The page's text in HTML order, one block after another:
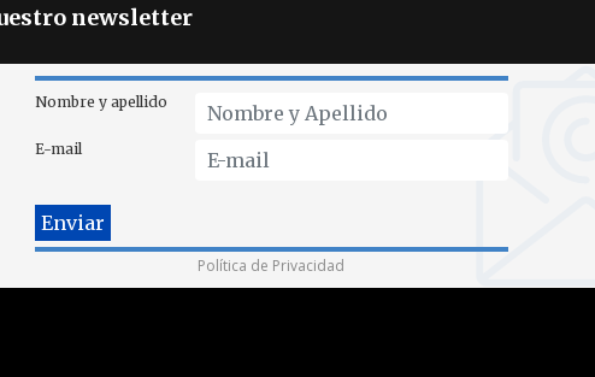
newsletter
Nombre y apellido
E-mail
Política de Privacidad